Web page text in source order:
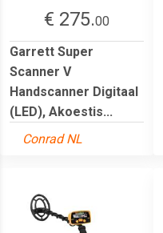
€ 275.00
Garrett Super
Scanner V
Handscanner Digitaal
(LED), Akoestis...
Conrad NL